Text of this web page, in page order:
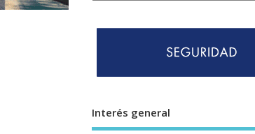
Interés general